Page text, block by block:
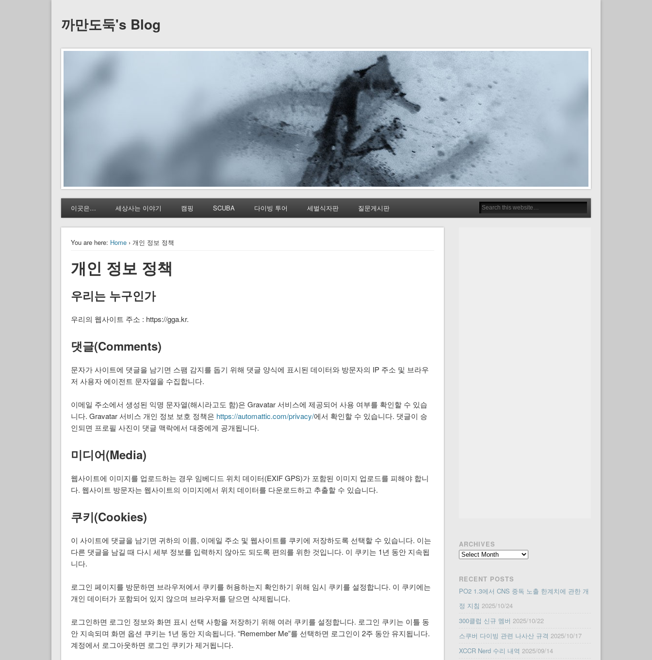
까만도둑's Blog
이곳은… 세상사는 이야기 캠핑 SCUBA 다이빙 투어 세벌식자판 질문게시판
You are here: Home› 개인 정보 정책
개인 정보 정책
우리는 누구인가
우리의 웹사이트 주소 : https://gga.kr.
댓글(Comments)
문자가 사이트에 댓글을 남기면 스팸 감지를 돕기 위해 댓글 양식에 표시된 데이터와 방문자의 IP 주소 및 브라우
저 사용자 에이전트 문자열을 수집합니다.
이메일 주소에서 생성된 익명 문자열(해시라고도 함)은 Gravatar 서비스에 제공되어 사용 여부를 확인할 수 있습
니다. Gravatar 서비스 개인 정보 보호 정책은 https://automattic.com/privacy/에서 확인할 수 있습니다. 댓글이 승
인되면 프로필 사진이 댓글 맥락에서 대중에게 공개됩니다.
미디어(Media)
웹사이트에 이미지를 업로드하는 경우 임베디드 위치 데이터(EXIF GPS)가 포함된 이미지 업로드를 피해야 합니
다. 웹사이트 방문자는 웹사이트의 이미지에서 위치 데이터를 다운로드하고 추출할 수 있습니다.
쿠키(Cookies)
이 사이트에 댓글을 남기면 귀하의 이름, 이메일 주소 및 웹사이트를 쿠키에 저장하도록 선택할 수 있습니다. 이는
다른 댓글을 남길 때 다시 세부 정보를 입력하지 않아도 되도록 편의를 위한 것입니다. 이 쿠키는 1년 동안 지속됩
니다.
로그인 페이지를 방문하면 브라우저에서 쿠키를 허용하는지 확인하기 위해 임시 쿠키를 설정합니다. 이 쿠키에는
개인 데이터가 포함되어 있지 않으며 브라우저를 닫으면 삭제됩니다.
로그인하면 로그인 정보와 화면 표시 선택 사항을 저장하기 위해 여러 쿠키를 설정합니다. 로그인 쿠키는 이틀 동
안 지속되며 화면 옵션 쿠키는 1년 동안 지속됩니다. “Remember Me”를 선택하면 로그인이 2주 동안 유지됩니다.
계정에서 로그아웃하면 로그인 쿠키가 제거됩니다.
ARCHIVES
Archives
RECENT POSTS
PO2 1.3에서 CNS 중독 노출 한계치에 관한 개
정 지침 2025/10/24
300클럽 신규 멤버 2025/10/22
스쿠버 다이빙 관련 나사산 규격 2025/10/17
XCCR Nerd 수리 내역 2025/09/14